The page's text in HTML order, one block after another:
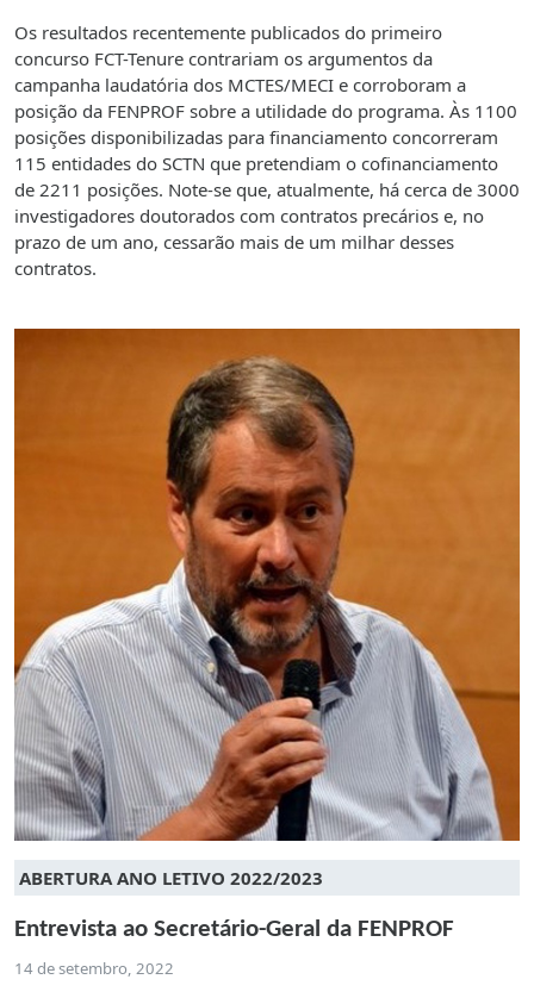
Os resultados recentemente publicados do primeiro
concurso FCT-Tenure contrariam os argumentos da
campanha laudatória dos MCTES/MECI e corroboram a
posição da FENPROF sobre a utilidade do programa. Às 1100
posições disponibilizadas para financiamento concorreram
115 entidades do SCTN que pretendiam o cofinanciamento
de 2211 posições. Note-se que, atualmente, há cerca de 3000
investigadores doutorados com contratos precários e, no
prazo de um ano, cessarão mais de um milhar desses
contratos.
ABERTURA ANO LETIVO 2022/2023
Entrevista ao Secretário-Geral da FENPROF
14 de setembro, 2022